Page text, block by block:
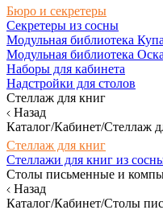
Бюро и секретеры
Секретеры из сосны
Модульная библиотека
Модульная библиотека
Наборы для кабинета
Надстройки для столов
Стеллаж для книг
Назад
Каталог/Кабинет/Стеллаж
Стеллаж для книг
Стеллажи для книг из
Столы письменные и
Назад
Каталог/Кабинет/Столы